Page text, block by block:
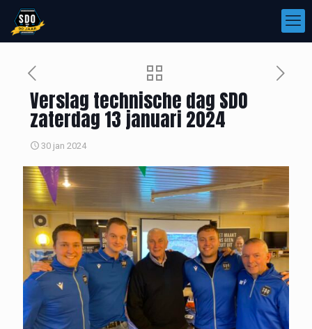
Verslag technische dag SDO
zaterdag 13 januari 2024
30 jan 2024